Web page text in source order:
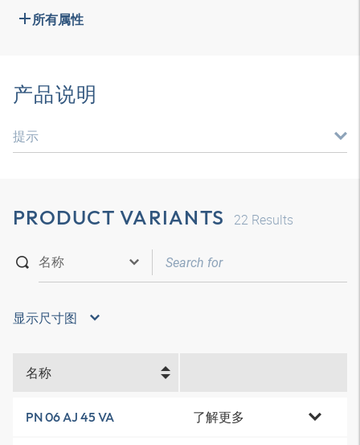
所有属性
产品说明
提示
PRODUCT VARIANTS 22 Results
显示尺寸图
名称
PN 06 AJ 45 VA 了解更多